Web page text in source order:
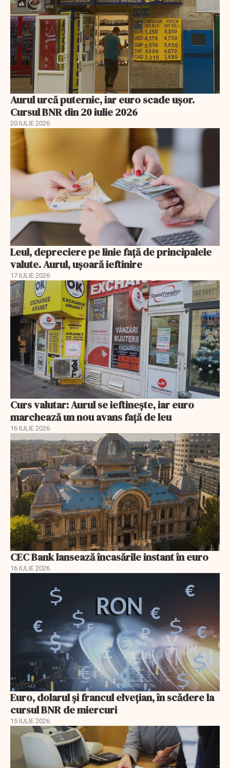
Aurul urcă puternic, iar euro scade ușor.
Cursul BNR din 20 iulie 2026
20 IULIE 2026
Leul, depreciere pe linie faţă de principalele
valute. Aurul, uşoară ieftinire
17 IULIE 2026
Curs valutar: Aurul se ieftinește, iar euro
marchează un nou avans faţă de leu
16 IULIE 2026
CEC Bank lansează încasările instant în euro
16 IULIE 2026
Euro, dolarul și francul elvețian, în scădere la
cursul BNR de miercuri
15 IULIE 2026